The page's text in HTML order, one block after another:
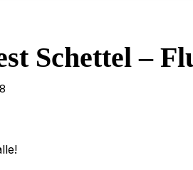
Schettel –